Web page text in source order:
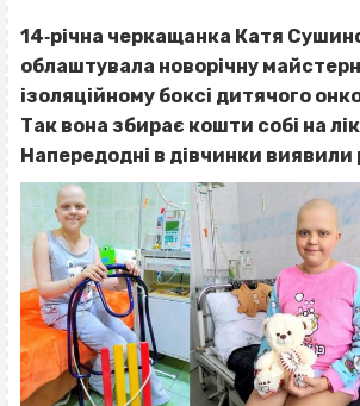
14‐річна черкащанка Катя
облаштувала новорічну
ізоляційному боксі дитячого
Так вона збирає кошти собі на
Напередодні в дівчинки виявили